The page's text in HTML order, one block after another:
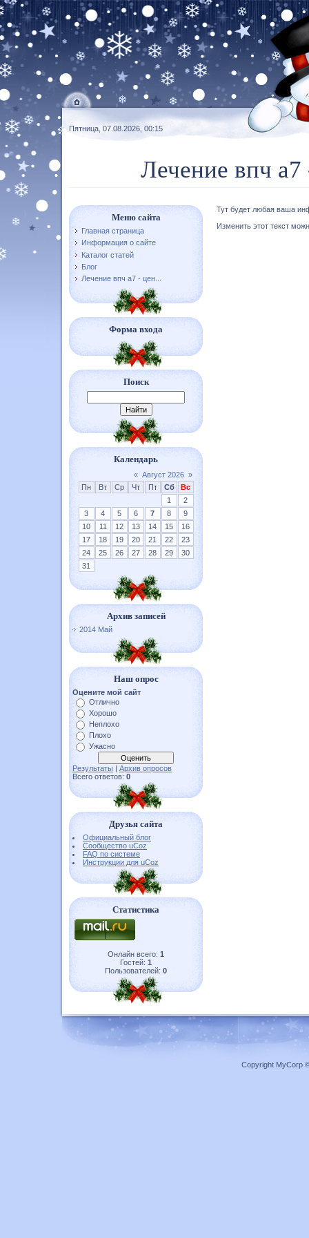
Пятница, 07.08.2026, 00:15
Лечение впч
Меню сайта
Главная страница
Информация о сайте
Каталог статей
Блог
Лечение впч а7 - цен...
Форма входа
Поиск
Календарь
« Август 2026 »
Пн
Вт Ср Чт Пт Сб
Вс
1
2
3
4 5 6 7 8
9
10
11 12 13 14 15
16
17
18 19 20 21 22
23
24
25 26 27 28 29
30
31
Архив записей
2014 Май
Наш опрос
Оцените мой сайт
Отлично
Хорошо
Неплохо
Плохо
Ужасно
Результаты | Архив опросов
Всего ответов: 0
Друзья сайта
Официальный блог
Сообщество uCoz
FAQ по системе
Инструкции для uCoz
Статистика
Онлайн всего: 1
Гостей: 1
Пользователей: 0
Тут будет любая ваша
Изменить этот текст
Copyright MyCorp